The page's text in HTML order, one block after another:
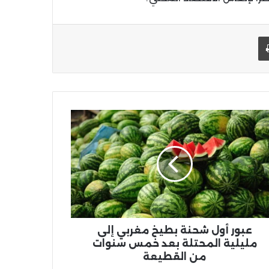
اطبعها
عبور أول شحنة بطيخ مغربي إلى
مليلية المحتلة بعد خمس سنوات
من القطيعة